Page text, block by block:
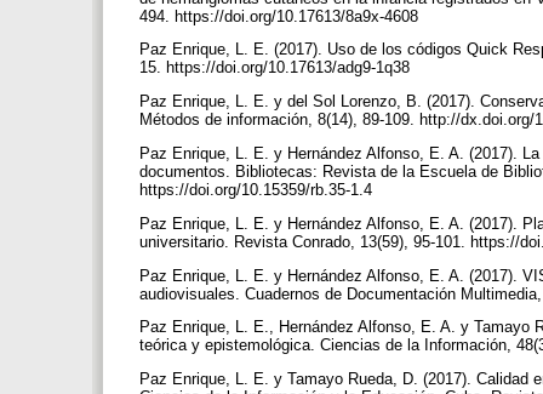
494. https://doi.org/10.17613/8a9x-4608
Paz Enrique, L. E. (2017). Uso de los códigos Quick
15. https://doi.org/10.17613/adg9-1q38
Paz Enrique, L. E. y del Sol Lorenzo, B. (2017).
Métodos de información, 8(14), 89-109. http://
Paz Enrique, L. E. y Hernández Alfonso, E. A. (2017).
documentos. Bibliotecas: Revista de la Escuela de
https://doi.org/10.15359/rb.35-1.4
Paz Enrique, L. E. y Hernández Alfonso, E. A. (2017).
universitario. Revista Conrado, 13(59), 95-101. https://
Paz Enrique, L. E. y Hernández Alfonso, E. A. (2017).
audiovisuales. Cuadernos de Documentación
Paz Enrique, L. E., Hernández Alfonso, E. A. y Tamayo
teórica y epistemológica. Ciencias de la Información,
Paz Enrique, L. E. y Tamayo Rueda, D. (2017).